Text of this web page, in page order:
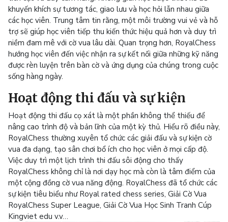
khuyến khích sự tương tác, giao lưu và học hỏi lẫn nhau giữa
các học viên. Trung tâm tin rằng, một môi trường vui vẻ và hỗ
trợ sẽ giúp học viên tiếp thu kiến thức hiệu quả hơn và duy trì
niềm đam mê với cờ vua lâu dài. Quan trọng hơn, RoyalChess
hướng học viên đến việc nhận ra sự kết nối giữa những kỹ năng
được rèn luyện trên bàn cờ và ứng dụng của chúng trong cuộc
sống hàng ngày.
Hoạt động thi đấu và sự kiện
Hoạt động thi đấu cọ xát là một phần không thể thiếu để
nâng cao trình độ và bản lĩnh của một kỳ thủ. Hiểu rõ điều này,
RoyalChess thường xuyên tổ chức các giải đấu và sự kiện cờ
vua đa dạng, tạo sân chơi bổ ích cho học viên ở mọi cấp độ.
Việc duy trì một lịch trình thi đấu sôi động cho thấy
RoyalChess không chỉ là nơi dạy học mà còn là tâm điểm của
một cộng đồng cờ vua năng động. RoyalChess đã tổ chức các
sự kiện tiêu biểu như Royal rated chess series, Giải Cờ Vua
RoyalChess Super League, Giải Cờ Vua Học Sinh Tranh Cúp
Kingviet edu v.v…